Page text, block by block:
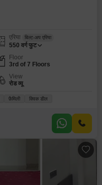
एरिया बिल्ट-अप एरिया
550 वर्ग फुट
Floor
3rd of 7 Floors
View
रोड व्यू
फ़ैमिली क्विक डील